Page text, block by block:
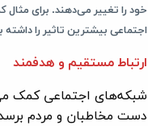
خود را تغییر می‌دهند. برای
اجتماعی بیشترین تاثیر را داشته
ارتباط مستقیم و هدفمند
شبکه‌های اجتماعی کمک
دست مخاطبان و مردم برسد.